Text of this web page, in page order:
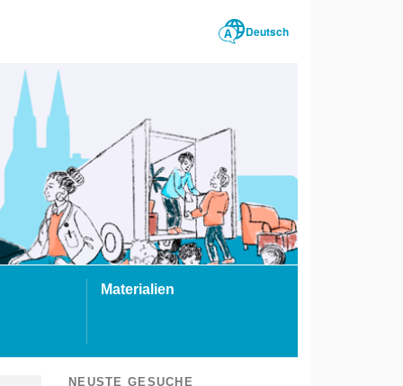
Deutsch
Materialien
NEUSTE GESUCHE